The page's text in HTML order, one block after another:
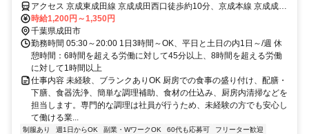
39612_p
アクセス 京成東成田線 京成成田西口徒歩約10分、京成本線 京成成田
西口徒歩約10分、ＪＲ成田線 成田東口徒歩約11分
時給1,200円～1,350円
千葉県成田市
勤務時間 05:30～20:00 1日3時間～OK、平日と土日の内1日～/週 休
憩時間：6時間を超える労働に対して45分以上、8時間を超える労働
に対して1時間以上
仕事内容 未経験、ブランクありOK 厨房での食事の盛り付け、配膳・
下膳、食器洗浄、簡単な調理補助、食材の仕込み、厨房内清掃などを
担当します。専門的な調理は社員が行うため、未経験の方でも安心し
て働ける業...
制服あり 週1日からOK 副業・WワークOK 60代も応募可
フリーター歓迎